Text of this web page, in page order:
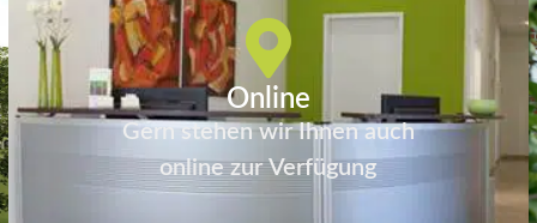
Online
Gern stehen wir Ihnen auch
online zur Verfügung